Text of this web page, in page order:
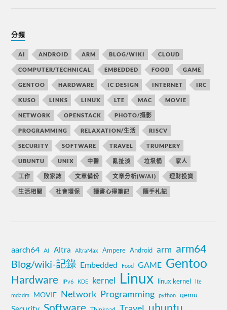
分類
AI ANDROID ARM BLOG/WIKI CLOUD
COMPUTER/TECHNICAL EMBEDDED FOOD GAME
GENTOO HARDWARE IC DESIGN INTERNET IRC
KUSO LINKS LINUX LTE MAC MOVIE
NETWORK OPENSTACK PHOTO/攝影
PROGRAMMING RELAXATION/生活 RISCV
SECURITY SOFTWARE TRAVEL TRUMPERY
UBUNTU UNIX 中醫 亂扯淡 垃圾桶 家人
工作 敗家誌 文章備份 文章分析(W/AI) 理財投資
生活相關 社會環保 讀書心得筆記 隨手札記
aarch64 AI Altra AltraMax Ampere Android arm arm64
Blog/wiki-記錄 Embedded Food GAME Gentoo
Hardware IPv6 KDE kernel Linux linux kernel lte
mdadm MOVIE Network Programming python qemu
Software ubuntu